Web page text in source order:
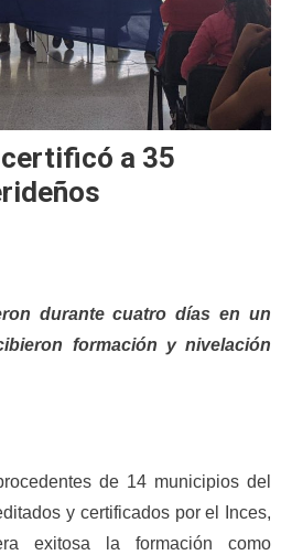
certificó a 35
durante cuatro días en un
formación y nivelación
de 14 municipios del
y certificados por el Inces,
exitosa la formación como